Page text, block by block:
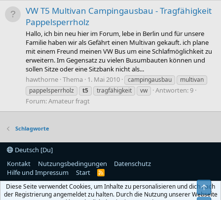
VW T5 Multivan Campingausbau - Tragfähigkeit
Pappelsperrholz
Hallo, ich bin neu hier im Forum, lebe in Berlin und für unsere
Familie haben wir als Gefährt einen Multivan gekauft. ich plane
mit einem Freund meinen VW Bus um eine Schlafmöglichkeit zu
erweitern. Im Gegensatz zu vielen Busumbauten können und
sollen Sitze oder eine Sitzbank nicht als...
hawthorne Thema 1. Mai 2010 campingausbau
multivan
pappelsperrholz
t5 tragfähigkeit vw
Antworten: 9
Forum:Amateur fragt
Schlagworte
Deutsch [Du]
Kontakt
Nutzungsbedingungen
Datenschutz
Hilfe und Impressum
Start
R
S
Diese Seite verwendet Cookies, um Inhalte zu personalisieren und dich nach
der Registrierung angemeldet zu halten. Durch die Nutzung unserer Webseite